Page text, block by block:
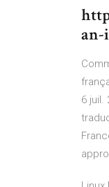
an-
6 juil.